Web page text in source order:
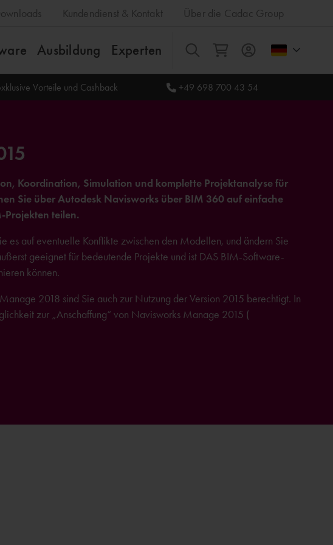
Kundendienst & Kontakt Über die Cadac Group
Ausbildung Experten Alles
Vorteile und Cashback +49 698 700 43 54
Koordination, Simulation und komplette Projektanalyse für
Sie über Autodesk Navisworks über BIM 360 auf einfache
Projekten teilen.
es auf eventuelle Konflikte zwischen den Modellen, und ändern Sie
geeignet für bedeutende Projekte und ist DAS BIM-Software-
können.
2018 sind Sie auch zur Nutzung der Version 2015 berechtigt. In
zur „Anschaffung“ von Navisworks Manage 2015 (